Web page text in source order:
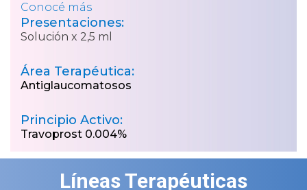
Conocé más
Presentaciones:
Solución x 2,5 ml
Área Terapéutica:
Antiglaucomatosos
Principio Activo:
Travoprost 0.004%
Líneas Terapéuticas